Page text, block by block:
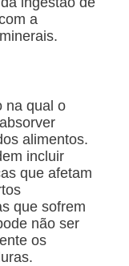
a
na qual o
alimentos.
incluir
que afetam
que sofrem
não ser
os